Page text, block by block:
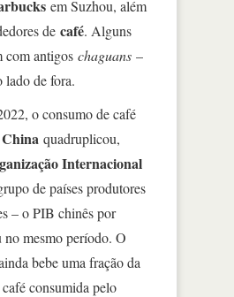
em Suzhou, além
de café. Alguns
com antigos chaguans –
lado de fora.
o consumo de café
China quadruplicou,
Internacional
de países produtores
– o PIB chinês por
no mesmo período. O
bebe uma fração da
consumida pelo